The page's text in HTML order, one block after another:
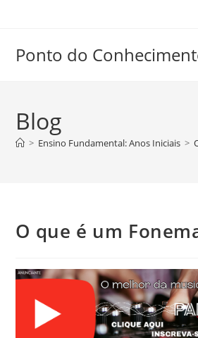
conteúdo
Ponto do
Blog
> Ensino Fundamental: Anos Iniciais >
O que é um